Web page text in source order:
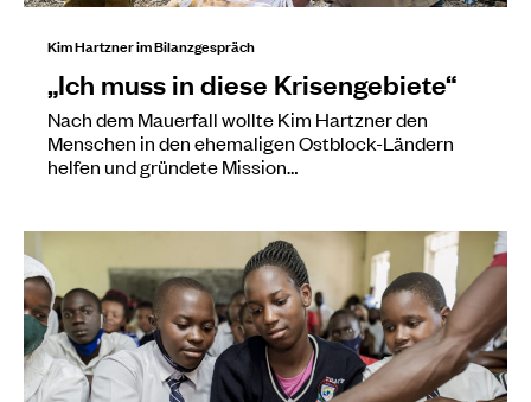
Kim Hartzner im Bilanzgespräch
„Ich muss in diese Krisengebiete“
Nach dem Mauerfall wollte Kim Hartzner den
Menschen in den ehemaligen Ostblock-Ländern
helfen und gründete Mission…